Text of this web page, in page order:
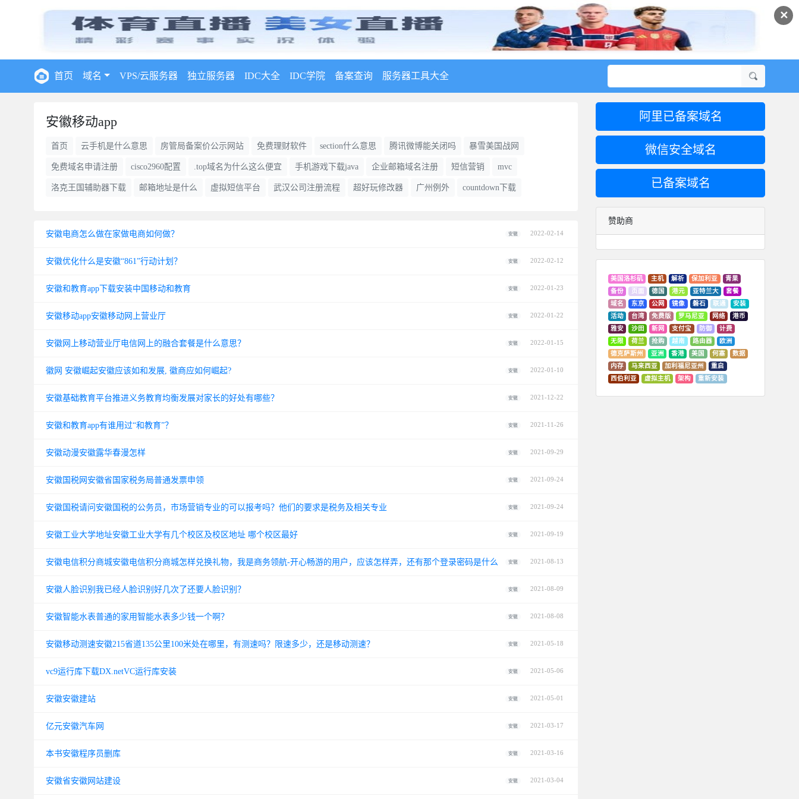
✕
首页 域名 VPS/云服务器 独立服务器 IDC大全 IDC学院 备案查询 服务器工具大全
安徽移动app
首页 云手机是什么意思 房管局备案价公示网站 免费理财软件 section什么意思 腾讯微博能关闭吗 暴雪美国战网
免费域名申请注册 cisco2960配置 .top域名为什么这么便宜 手机游戏下载java 企业邮箱域名注册 短信营销 mvc
洛克王国辅助器下载 邮箱地址是什么 虚拟短信平台 武汉公司注册流程 超好玩修改器 广州例外 countdown下载
安徽电商怎么做在家做电商如何做？ 安徽 2022-02-14
安徽优化什么是安徽“861”行动计划？ 安徽 2022-02-12
安徽和教育app下载安装中国移动和教育 安徽 2022-01-23
安徽移动app安徽移动网上营业厅 安徽 2022-01-22
安徽网上移动营业厅电信网上的融合套餐是什么意思？ 安徽 2022-01-15
徽网 安徽崛起安徽应该如和发展, 徽商应如何崛起? 安徽 2022-01-10
安徽基础教育平台推进义务教育均衡发展对家长的好处有哪些？ 安徽 2021-12-22
安徽和教育app有谁用过“和教育”？ 安徽 2021-11-26
安徽动漫安徽露华春漫怎样 安徽 2021-09-29
安徽国税网安徽省国家税务局普通发票申领 安徽 2021-09-24
安徽国税请问安徽国税的公务员，市场营销专业的可以报考吗？他们的要求是税务及相关专业 安徽 2021-09-24
安徽工业大学地址安徽工业大学有几个校区及校区地址 哪个校区最好 安徽 2021-09-19
安徽电信积分商城安徽电信积分商城怎样兑换礼物，我是商务领航-开心畅游的用户，应该怎样弄，还有那个登录密码是什么 安徽 2021-08-13
安徽人脸识别我已经人脸识别好几次了还要人脸识别？ 安徽 2021-08-09
安徽智能水表普通的家用智能水表多少钱一个啊？ 安徽 2021-08-08
安徽移动测速安徽215省道135公里100米处在哪里，有测速吗？限速多少，还是移动测速？ 安徽 2021-05-18
vc9运行库下载DX.netVC运行库安装 安徽 2021-05-06
安徽安徽建站 安徽 2021-05-01
亿元安徽汽车网 安徽 2021-03-17
本书安徽程序员删库 安徽 2021-03-16
安徽省安徽网站建设 安徽 2021-03-04
阿里已备案域名
微信安全域名
已备案域名
赞助商
美国洛杉矶 主机 解析 保加利亚
青果
备份
页面 德国 港元 亚特兰大
套餐
域名
东京 公网 镜像 磐石 联通
安装
活动
台湾 免费版 罗马尼亚 网络
港币
雅安
沙田 新网 支付宝 防御
计费
无限
荷兰 抢购 越南 路由器
欧洲
德克萨斯州
亚洲 香港 美国 何塞
数据
内存
马来西亚 加利福尼亚州
重启
西伯利亚
虚拟主机 架构 重新安装